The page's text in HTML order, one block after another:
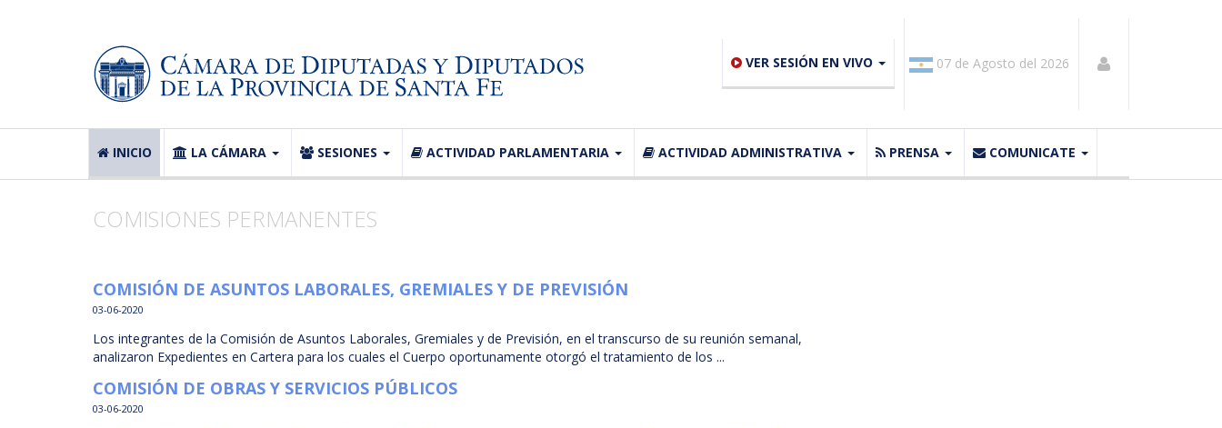
VER SESIÓN EN VIVO 07 de Agosto del 2026
INICIO LA CÁMARA SESIONES ACTIVIDAD PARLAMENTARIA ACTIVIDAD ADMINISTRATIVA PRENSA COMUNICATE
COMISIONES PERMANENTES
COMISIÓN DE ASUNTOS LABORALES, GREMIALES Y DE PREVISIÓN
03-06-2020
Los integrantes de la Comisión de Asuntos Laborales, Gremiales y de Previsión, en el transcurso de su reunión semanal,
analizaron Expedientes en Cartera para los cuales el Cuerpo oportunamente otorgó el tratamiento de los ...
COMISIÓN DE OBRAS Y SERVICIOS PÚBLICOS
03-06-2020